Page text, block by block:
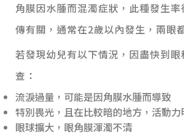
角膜因水腫而混濁症狀，此種發生
傳有關，通常在2歲以內發生，兩眼
若發現幼兒有以下情況，因盡快到眼
查：
流淚過量，可能是因角膜水腫而導致
特別畏光，且在比較暗的地方，活動
眼球擴大，眼角膜渾濁不清